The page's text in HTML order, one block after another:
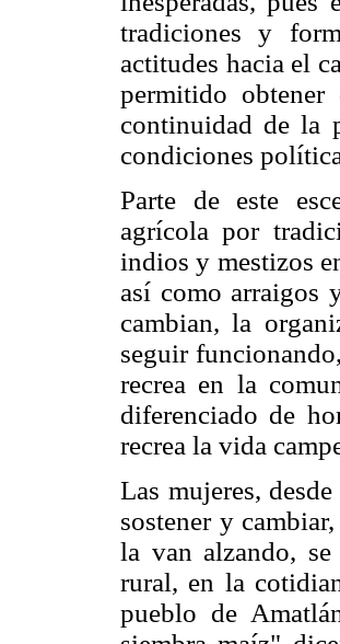
tradiciones y
actitudes hacia el
permitido
continuidad de la
condiciones
Parte de este
agrícola por
indios y mestizos
así como arraigos
cambian, la
seguir
recrea en la
diferenciado de
recrea la vida
Las mujeres,
sostener y
la van alzando,
rural, en la
pueblo de